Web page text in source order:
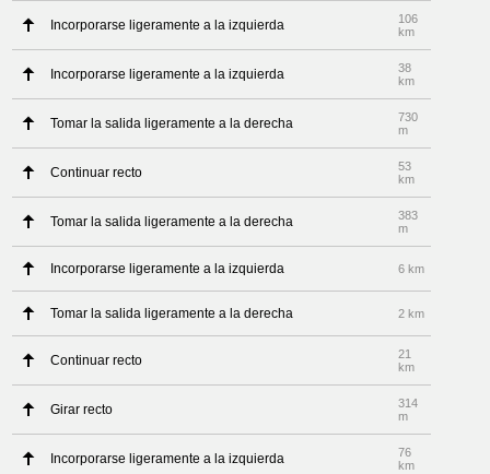
Incorporarse ligeramente a la izquierda
106
km
Incorporarse ligeramente a la izquierda
38
km
Tomar la salida ligeramente a la derecha
730
m
Continuar recto
53
km
Tomar la salida ligeramente a la derecha
383
m
Incorporarse ligeramente a la izquierda 6 km
Tomar la salida ligeramente a la derecha 2 km
Continuar recto
21
km
Girar recto
314
m
Incorporarse ligeramente a la izquierda
76
km